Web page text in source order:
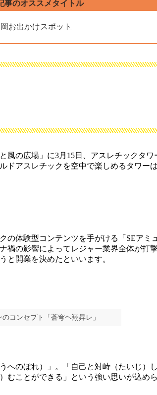
事のオススメタイトル
お出かけスポット
の広場」に3月15日、アスレチックタワ
ドアスレチックを空中で楽しめるタワー
体験型コンテンツを手がける「SEアミ
禍の影響によってレジャー業界全体が打
と開業を決めたといいます。
コンセプト「蒼穹ヘ翔昇レ」
のぼれ）」。「自己と対峙（たいじ）
むことができる」という強い思いが込め